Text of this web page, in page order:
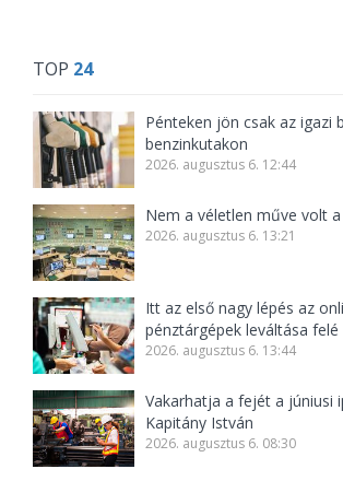
TOP 24
Pénteken jön csak az igazi
benzinkutakon
2026. augusztus 6. 12:44
Nem a véletlen műve volt a
2026. augusztus 6. 13:21
Itt az első nagy lépés az
pénztárgépek leváltása felé
2026. augusztus 6. 13:44
Vakarhatja a fejét a júniusi
Kapitány István
2026. augusztus 6. 08:30